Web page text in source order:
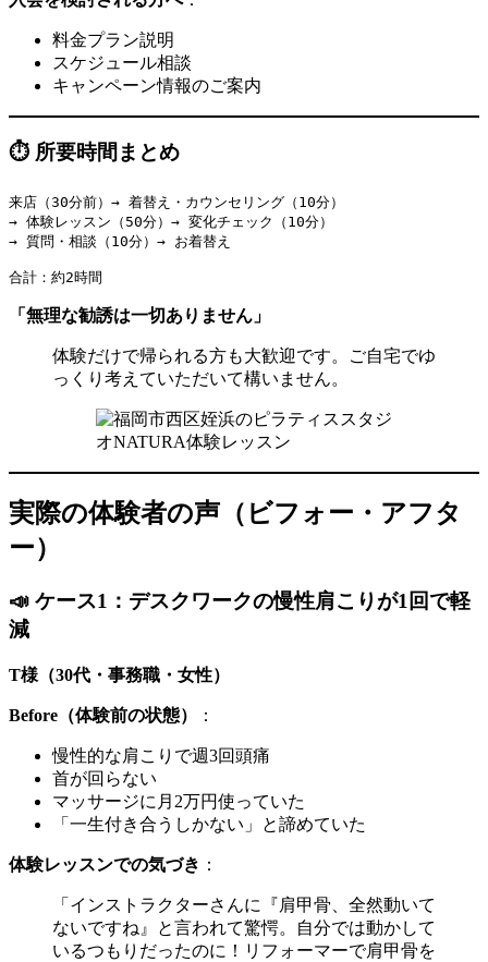
料金プラン説明
スケジュール相談
キャンペーン情報のご案内
⏱️ 所要時間まとめ
来店（30分前）→ 着替え・カウンセリング（10分）
→ 体験レッスン（50分）→ 変化チェック（10分）
→ 質問・相談（10分）→ お着替え
「無理な勧誘は一切ありません」
体験だけで帰られる方も大歓迎です。ご自宅でゆ
っくり考えていただいて構いません。
実際の体験者の声（ビフォー・アフタ
ー）
📣 ケース1：デスクワークの慢性肩こりが1回で軽
減
T様（30代・事務職・女性）
Before（体験前の状態） ：
慢性的な肩こりで週3回頭痛
首が回らない
マッサージに月2万円使っていた
「一生付き合うしかない」と諦めていた
体験レッスンでの気づき ：
「インストラクターさんに『肩甲骨、全然動いて
ないですね』と言われて驚愕。自分では動かして
いるつもりだったのに！リフォーマーで肩甲骨を